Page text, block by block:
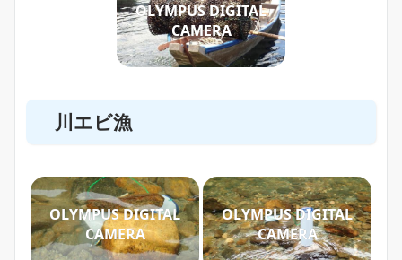
OLYMPUS DIGITAL
CAMERA
川エビ漁
OLYMPUS DIGITAL
CAMERA
OLYMPUS DIGITAL
CAMERA